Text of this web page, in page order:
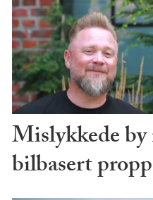
Mislykkede
bilbasert propp